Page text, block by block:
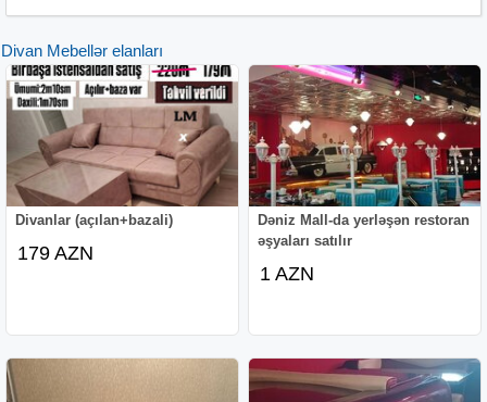
Divan Mebellər elanları
Divanlar (açılan+bazali)
179 AZN
Dəniz Mall-da yerləşən restoran
əşyaları satılır
1 AZN